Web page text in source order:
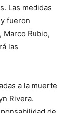
Las medidas
fueron
Marco Rubio,
las
a la muerte
Rivera.